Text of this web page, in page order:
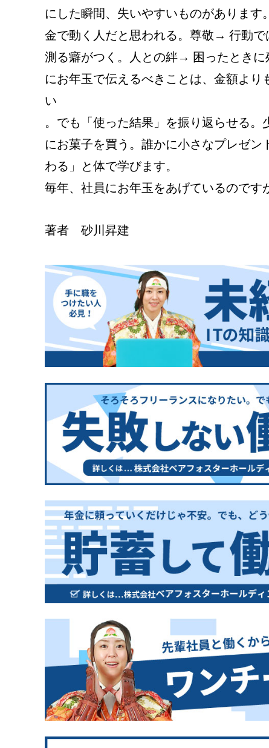
にした瞬間、失いやすいものがありま
金で動く人だと思われる。尊敬→ 行動
測る癖がつく。人との絆→ 困ったとき
にお年玉で伝えるべきことは、金額よ
い
。でも「使った結果」を振り返らせる
にお菓子を買う。誰かに小さなプレゼ
わる」と体で学びます。
毎年、社員にお年玉をあげているのです
著者 砂川昇建